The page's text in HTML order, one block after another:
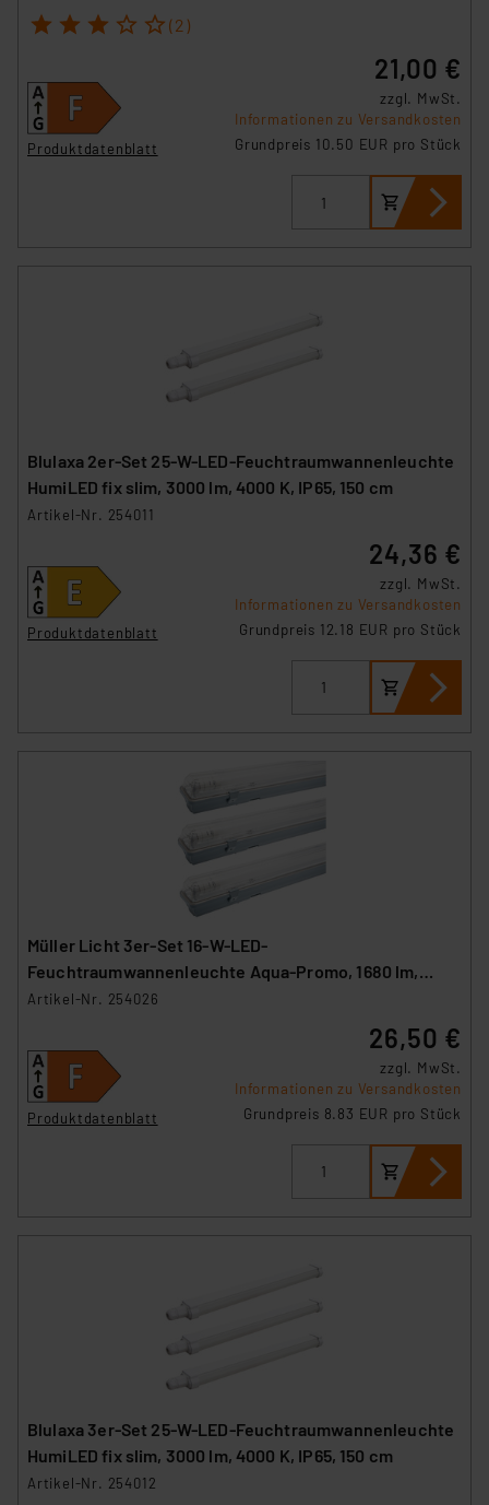
1 2 3 4 5 (2)
Produktdatenblatt
21,00 €
zzgl. MwSt.
Informationen zu Versandkosten
Grundpreis 10.50 EUR pro Stück
Blulaxa 2er-Set 25-W-LED-Feuchtraumwannenleuchte
HumiLED fix slim, 3000 lm, 4000 K, IP65, 150 cm
Artikel-Nr. 254011
Produktdatenblatt
24,36 €
zzgl. MwSt.
Informationen zu Versandkosten
Grundpreis 12.18 EUR pro Stück
Müller Licht 3er-Set 16-W-LED-
Feuchtraumwannenleuchte Aqua-Promo, 1680 lm,
4000 K, IP65, 120 cm
Artikel-Nr. 254026
Produktdatenblatt
26,50 €
zzgl. MwSt.
Informationen zu Versandkosten
Grundpreis 8.83 EUR pro Stück
Blulaxa 3er-Set 25-W-LED-Feuchtraumwannenleuchte
HumiLED fix slim, 3000 lm, 4000 K, IP65, 150 cm
Artikel-Nr. 254012